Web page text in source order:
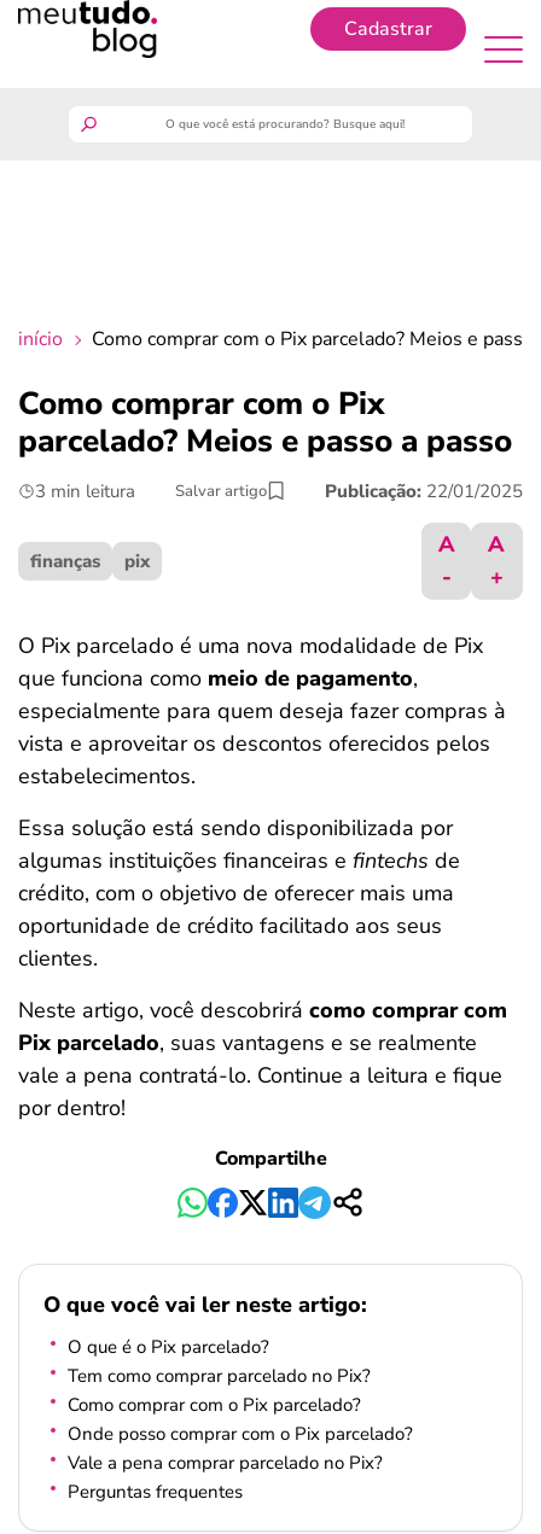
Cadastrar
crédito fácil
últimas notícias
ferramentas
início Como comprar com o Pix parcelado? Meios e passo
Como comprar com o Pix
parcelado? Meios e passo a passo
3 min leitura Salvar artigo Publicação: 22/01/2025
finanças pix
A
-
A
+
O Pix parcelado é uma nova modalidade de Pix
que funciona como meio de pagamento,
especialmente para quem deseja fazer compras à
vista e aproveitar os descontos oferecidos pelos
estabelecimentos.
Essa solução está sendo disponibilizada por
algumas instituições financeiras e fintechs de
crédito, com o objetivo de oferecer mais uma
oportunidade de crédito facilitado aos seus
clientes.
Neste artigo, você descobrirá como comprar com
Pix parcelado, suas vantagens e se realmente
vale a pena contratá-lo. Continue a leitura e fique
por dentro!
Compartilhe
O que você vai ler neste artigo:
O que é o Pix parcelado?
Tem como comprar parcelado no Pix​?
Como comprar com o Pix parcelado?
Onde posso comprar com o Pix parcelado?
Vale a pena comprar parcelado no Pix?
Perguntas frequentes